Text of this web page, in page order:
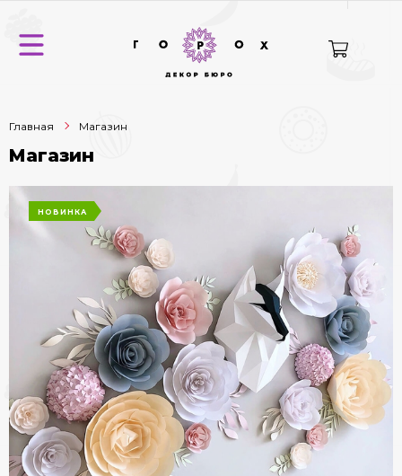
Главная Магазин
Магазин
НОВИНКА